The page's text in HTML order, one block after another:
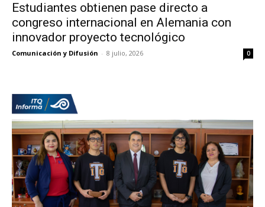
Estudiantes obtienen pase directo a
congreso internacional en Alemania con
innovador proyecto tecnológico
Comunicación y Difusión - 8 julio, 2026 0